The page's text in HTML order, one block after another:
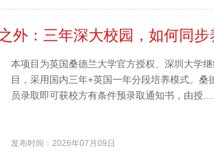
外：三年深大校园，如何同步
本项目为英国桑德兰大学官方授权、深圳大学
目，采用国内三年+英国一年分段培养模式。
员录取即可获校方有条件预录取通知书，由授
发布时间：2026年07月09日